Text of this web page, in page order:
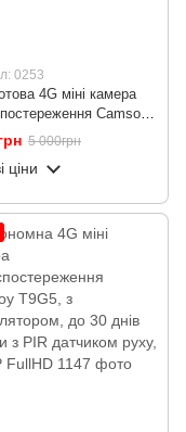
0253
4G міні камера
Camsoy
сім карту, з
руху, 3 Мп, 1080P,
5 000грн
ціни